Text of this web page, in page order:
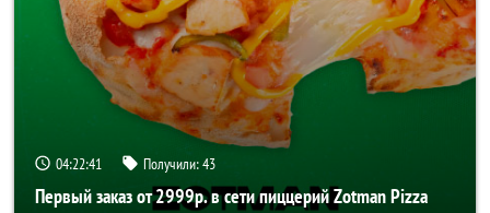
04:22:40 Получили:43
Первый заказ от 2999р. в сети пиццерий Zotman Pizza